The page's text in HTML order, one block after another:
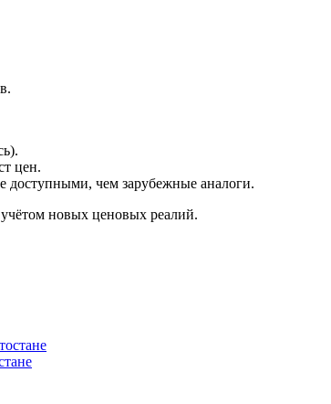
цен.
доступными, чем зарубежные аналоги.
учётом новых ценовых реалий.